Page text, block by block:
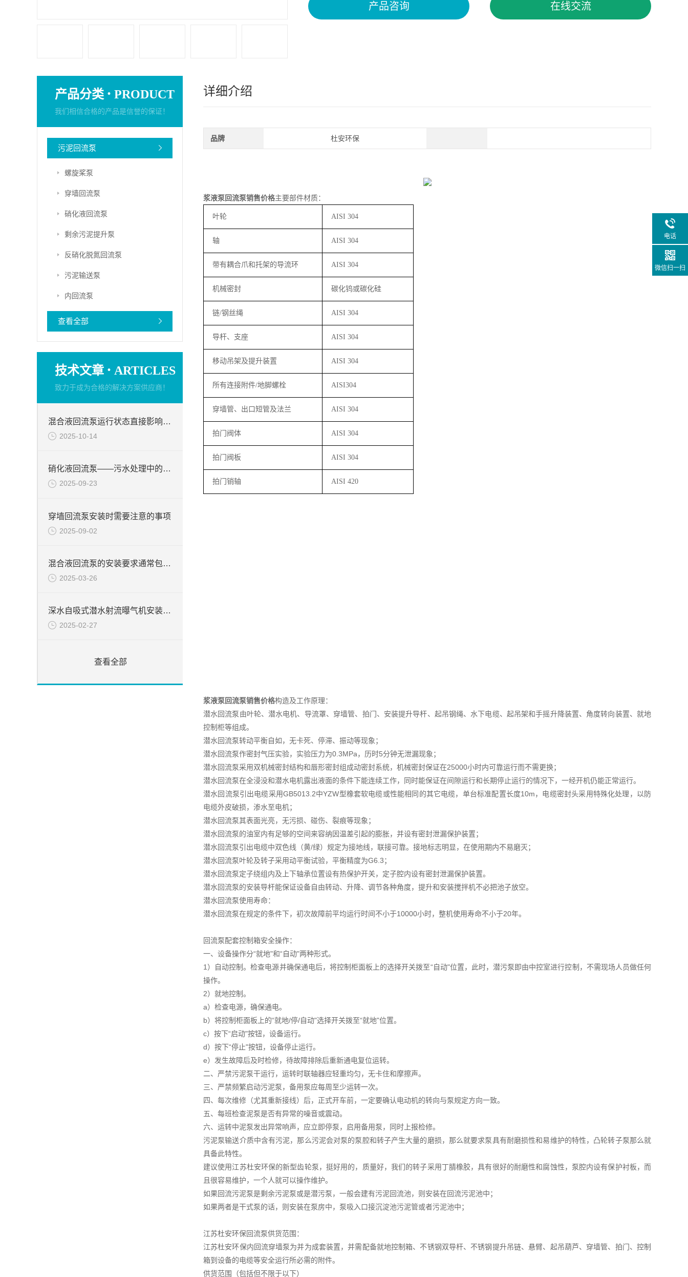
产品咨询 在线交流
产品分类 · PRODUCT
我们相信合格的产品是信誉的保证！
污泥回流泵
螺旋桨泵
穿墙回流泵
硝化液回流泵
剩余污泥提升泵
反硝化脱氮回流泵
污泥输送泵
内回流泵
查看全部
技术文章 · ARTICLES
致力于成为合格的解决方案供应商！
混合液回流泵运行状态直接影响整个工艺流程的稳定性与效率
2025-10-14
硝化液回流泵——污水处理中的关键角色
2025-09-23
穿墙回流泵安装时需要注意的事项
2025-09-02
混合液回流泵的安装要求通常包括以下几个方面
2025-03-26
深水自吸式潜水射流曝气机安装简介
2025-02-27
查看全部
详细介绍
品牌 杜安环保
浆液泵回流泵销售价格主要部件材质：
叶轮 AISI 304
轴 AISI 304
带有耦合爪和托架的导流环 AISI 304
机械密封 碳化钨或碳化硅
链/钢丝绳 AISI 304
导杆、支座 AISI 304
移动吊架及提升装置 AISI 304
所有连接附件/地脚螺栓 AISI304
穿墙管、出口短管及法兰 AISI 304
拍门阀体 AISI 304
拍门阀板 AISI 304
拍门销轴 AISI 420
浆液泵回流泵销售价格构造及工作原理：
潜水回流泵由叶轮、潜水电机、导流罩、穿墙管、拍门、安装提升导杆、起吊钢绳、水下电缆、起吊架和手摇升降装置、角度转向装置、就地
控制柜等组成。
潜水回流泵转动平衡自如，无卡死、停滞、振动等现象；
潜水回流泵作密封气压实验，实验压力为0.3MPa，历时5分钟无泄漏现象；
潜水回流泵采用双机械密封结构和唇形密封组成动密封系统，机械密封保证在25000小时内可靠运行而不需更换；
潜水回流泵在全浸没和潜水电机露出液面的条件下能连续工作，同时能保证在间隙运行和长期停止运行的情况下，一经开机仍能正常运行。
潜水回流泵引出电缆采用GB5013.2中YZW型橡套软电缆或性能相同的其它电缆，单台标准配置长度10m，电缆密封头采用特殊化处理，以防
电缆外皮破损，渗水至电机；
潜水回流泵其表面光亮，无污损、碰伤、裂痕等现象；
潜水回流泵的油室内有足够的空间来容纳因温差引起的膨胀，并设有密封泄漏保护装置；
潜水回流泵引出电缆中双色线（黄/绿）规定为接地线，联接可靠。接地标志明显，在使用期内不易磨灭；
潜水回流泵叶轮及转子采用动平衡试验，平衡精度为G6.3；
潜水回流泵定子绕组内及上下轴承位置设有热保护开关，定子腔内设有密封泄漏保护装置。
潜水回流泵的安装导杆能保证设备自由转动、升降、调节各种角度，提升和安装搅拌机不必把池子放空。
潜水回流泵使用寿命：
潜水回流泵在规定的条件下，初次故障前平均运行时间不小于10000小时，整机使用寿命不小于20年。
回流泵配套控制箱安全操作：
一、设备操作分“就地"和“自动"两种形式。
1）自动控制。检查电源并确保通电后，将控制柜面板上的选择开关拨至“自动"位置，此时，潜污泵即由中控室进行控制，不需现场人员做任何
操作。
2）就地控制。
a）检查电源，确保通电。
b）将控制柜面板上的“就地/停/自动"选择开关拨至“就地"位置。
c）按下“启动"按钮，设备运行。
d）按下“停止"按钮，设备停止运行。
e）发生故障后及时检修，待故障排除后重新通电复位运转。
二、严禁污泥泵干运行，运转时联轴器应轻重均匀，无卡住和摩擦声。
三、严禁频繁启动污泥泵，备用泵应每周至少运转一次。
四、每次维修（尤其重新接线）后，正式开车前，一定要确认电动机的转向与泵规定方向一致。
五、每班检查泥泵是否有异常的噪音或震动。
六、运转中泥泵发出异常响声，应立即停泵，启用备用泵，同时上报检修。
污泥泵输送介质中含有污泥，那么污泥会对泵的泵腔和转子产生大量的磨损，那么就要求泵具有耐磨损性和易维护的特性，凸轮转子泵那么就
具备此特性。
建议使用江苏杜安环保的新型齿轮泵，挺好用的，质量好，我们的转子采用丁腈橡胶，具有很好的耐磨性和腐蚀性，泵腔内设有保护衬板，而
且很容易维护，一个人就可以操作维护。
如果回流污泥泵是剩余污泥泵或是潜污泵，一般会建有污泥回流池，则安装在回流污泥池中；
如果两者是干式泵的话，则安装在泵房中，泵吸入口接沉淀池污泥管或者污泥池中；
江苏杜安环保回流泵供货范围：
江苏杜安环保内回流穿墙泵为并为成套装置，并需配备就地控制箱、不锈钢双导杆、不锈钢提升吊链、悬臂、起吊葫芦、穿墙管、拍门、控制
箱到设备的电缆等安全运行所必需的附件。
供货范围（包括但不限于以下）
电话
微信扫一扫